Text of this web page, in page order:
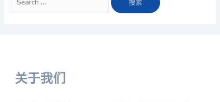
关于我们